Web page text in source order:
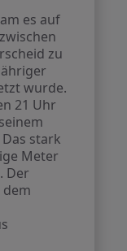
es auf
zu
wurde.
21 Uhr
stark
Meter
Der